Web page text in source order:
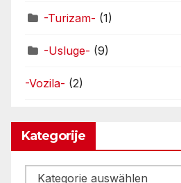
-Turizam- (1)
-Usluge- (9)
-Vozila- (2)
Kategorije
Kategorije